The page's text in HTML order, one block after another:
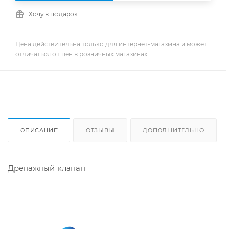
Хочу в подарок
Цена действительна только для интернет-магазина и может
отличаться от цен в розничных магазинах
ОПИСАНИЕ ОТЗЫВЫ ДОПОЛНИТЕЛЬНО
Дренажный клапан